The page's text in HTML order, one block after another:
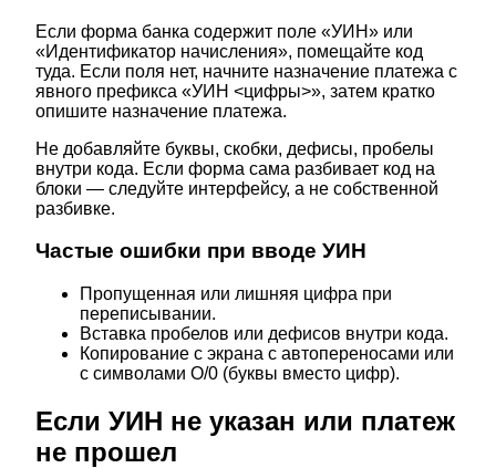
Если форма банка содержит поле «УИН» или
«Идентификатор начисления», помещайте код
туда. Если поля нет, начните назначение платежа с
явного префикса «УИН <цифры>», затем кратко
опишите назначение платежа.
Не добавляйте буквы, скобки, дефисы, пробелы
внутри кода. Если форма сама разбивает код на
блоки — следуйте интерфейсу, а не собственной
разбивке.
Частые ошибки при вводе УИН
Пропущенная или лишняя цифра при
переписывании.
Вставка пробелов или дефисов внутри кода.
Копирование с экрана с автопереносами или
с символами O/0 (буквы вместо цифр).
Если УИН не указан или платеж
не прошел